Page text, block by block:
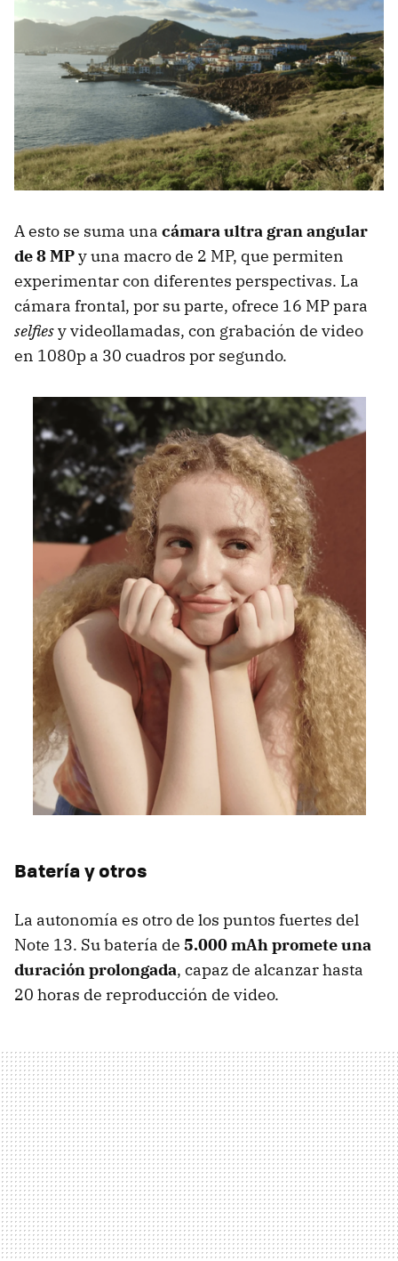
A esto se suma una cámara ultra gran angular
de 8 MPy una macro de 2 MP, que permiten
experimentar con diferentes perspectivas. La
cámara frontal, por su parte, ofrece 16 MP para
selfiesy videollamadas, con grabación de video
en 1080p a 30 cuadros por segundo.
Batería y otros
La autonomía es otro de los puntos fuertes del
Note 13. Su batería de 5.000 mAh promete una
duración prolongada, capaz de alcanzar hasta
20 horas de reproducción de video.